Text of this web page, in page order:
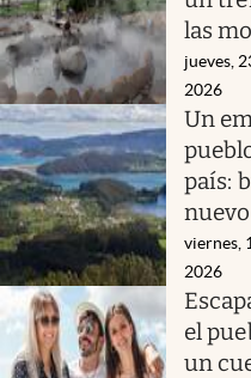
las
jueves,
2026
Un
país:
viernes,
2026
el
un